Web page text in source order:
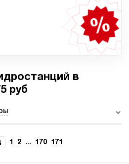
Гидростанции с ДВС
Гидростанции высокого
давления c электроприводом
Гидростанции с двумя
насосами
в
руб
1 2 ... 170 171